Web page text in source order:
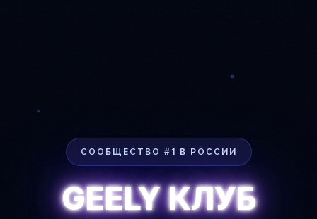
СООБЩЕСТВО #1 В РОССИИ
GEELY КЛУБ